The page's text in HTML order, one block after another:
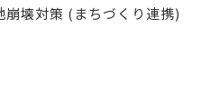
壊対策 (まちづくり連携)